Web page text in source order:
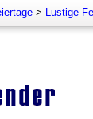
> Lustige